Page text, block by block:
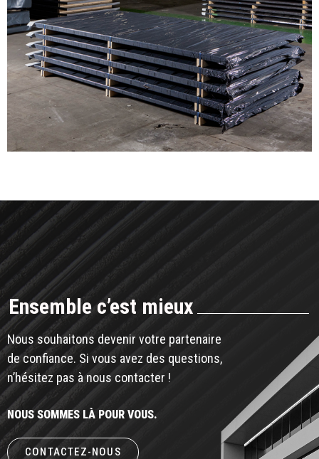
Ensemble c’est mieux
Nous souhaitons devenir votre partenaire
de confiance. Si vous avez des questions,
n’hésitez pas à nous contacter !
NOUS SOMMES LÀ POUR VOUS.
CONTACTEZ-NOUS